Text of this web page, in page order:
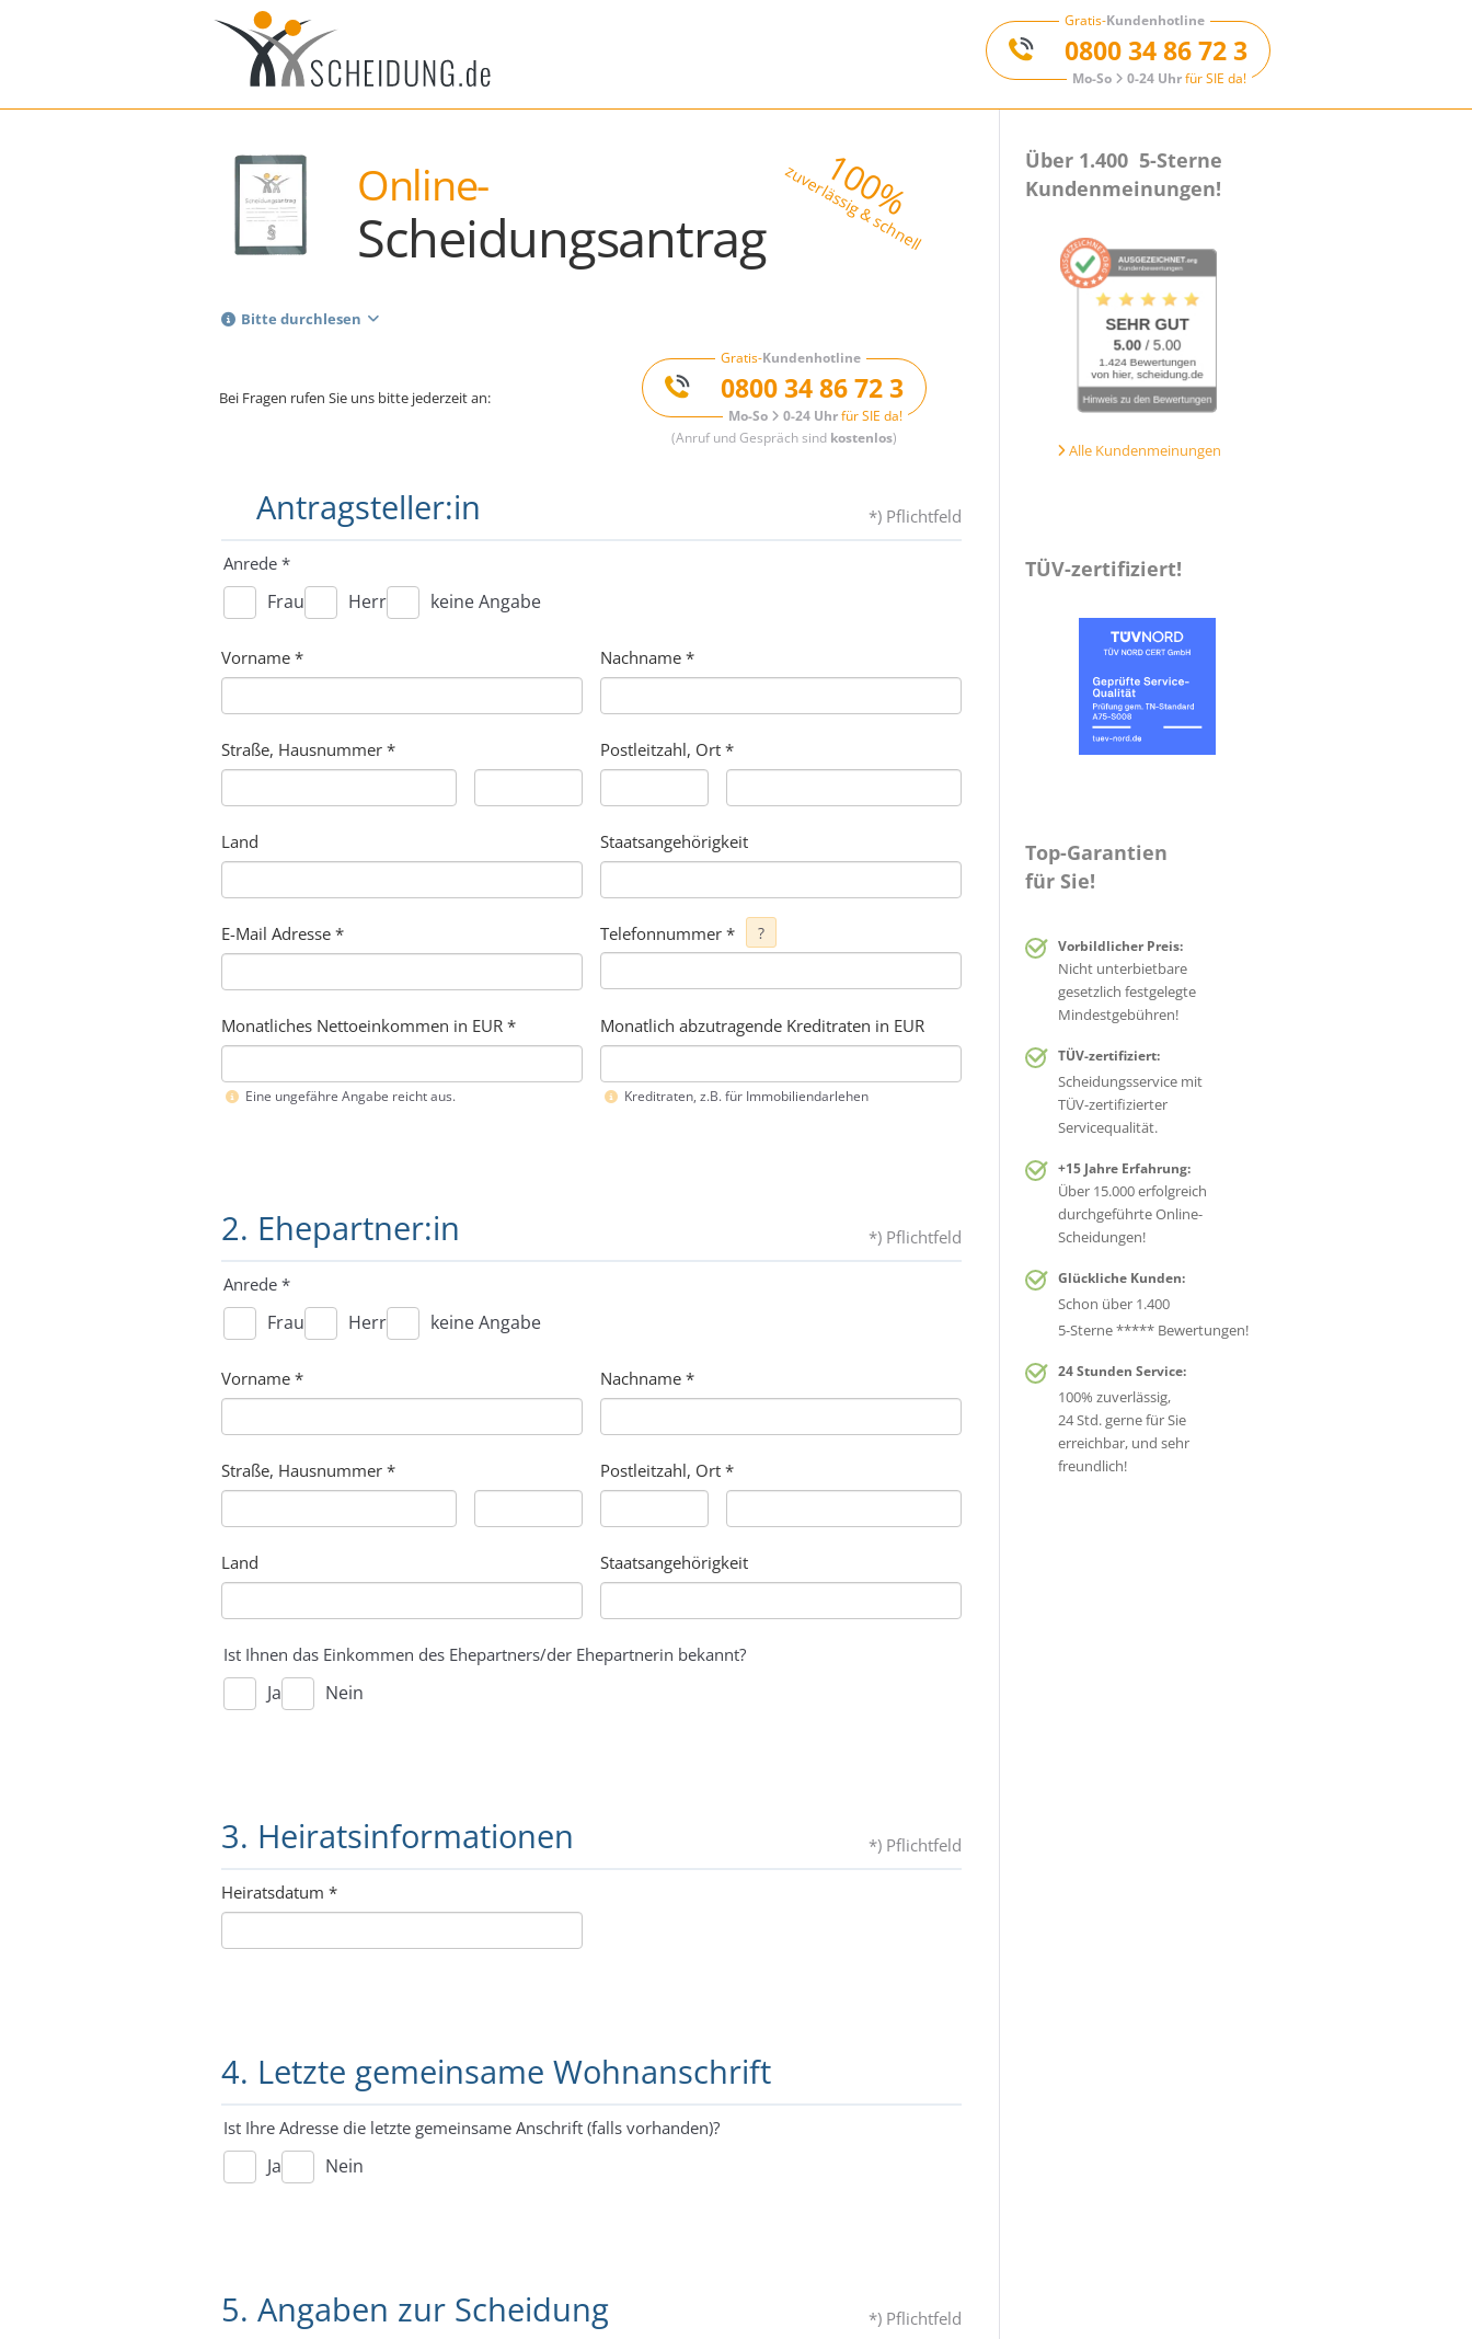
Gratis-Kundenhotline
0800 34 86 72 3
Mo-So 0-24 Uhrfür SIE da!
100%
zuverlässig & schnell
Online-
Scheidungsantrag
Bitte durchlesen
Bei Fragen rufen Sie uns bitte jederzeit an:
Gratis-Kundenhotline
0800 34 86 72 3
Mo-So 0-24 Uhrfür SIE da!
(Anruf und Gespräch sind kostenlos)
Antragsteller:in *) Pflichtfeld
Anrede *
Frau Herr keine Angabe
Vorname * Nachname *
Straße, Hausnummer * Postleitzahl, Ort *
Land Staatsangehörigkeit
E-Mail Adresse * Telefonnummer * ?
Monatliches Nettoeinkommen in EUR *
Eine ungefähre Angabe reicht aus.
Monatlich abzutragende Kreditraten in EUR
Kreditraten, z.B. für Immobiliendarlehen
2. Ehepartner:in *) Pflichtfeld
Anrede *
Frau Herr keine Angabe
Vorname * Nachname *
Straße, Hausnummer * Postleitzahl, Ort *
Land Staatsangehörigkeit
Ist Ihnen das Einkommen des Ehepartners/der Ehepartnerin bekannt?
Ja Nein
3. Heiratsinformationen *) Pflichtfeld
Heiratsdatum *
4. Letzte gemeinsame Wohnanschrift
Ist Ihre Adresse die letzte gemeinsame Anschrift (falls vorhanden)?
Ja Nein
5. Angaben zur Scheidung *) Pflichtfeld
Über 1.400 5-Sterne
Kundenmeinungen!
Alle Kundenmeinungen
TÜV-zertifiziert!
Top-Garantien
für Sie!
Vorbildlicher Preis:
Nicht unterbietbare
gesetzlich festgelegte
Mindestgebühren!
TÜV-zertifiziert:
Scheidungsservice mit
TÜV-zertifizierter
Servicequalität.
+15 Jahre Erfahrung:
Über 15.000 erfolgreich
durchgeführte Online-
Scheidungen!
Glückliche Kunden:
Schon über 1.400
5-Sterne ***** Bewertungen!
24 Stunden Service:
100% zuverlässig,
24 Std. gerne für Sie
erreichbar, und sehr
freundlich!